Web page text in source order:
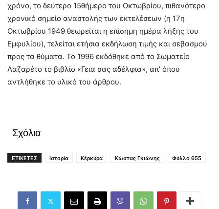
χρόνο, το δεύτερο 15θήμερο του Οκτωβρίου, πιθανότερο
χρονικό σημείο αναστολής των εκτελέσεων (η 17η
Οκτωβρίου 1949 θεωρείται η επίσημη ημέρα λήξης του
Εμφυλίου), τελείται ετήσια εκδήλωση τιμής και σεβασμού
προς τα θύματα. Το 1996 εκδόθηκε από το Σωματείο
Λαζαρέτο το βιβλίο «Γεια σας αδέλφια», απ’ όπου
αντλήθηκε το υλικό του άρθρου.
Σχόλια
ΕΤΙΚΕΤΕΣ Ιστορία Κέρκυρα Κώστας Γκιώνης Φύλλο 655